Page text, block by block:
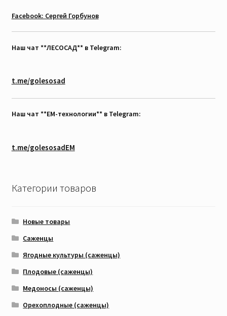
Facebook: Сергей Горбунов
Наш чат **ЛЕСОСАД** в Telegram:
t.me/golesosad
Наш чат **EM-технологии** в Telegram:
t.me/golesosadEM
Категории товаров
Новые товары
Саженцы
Ягодные культуры (саженцы)
Плодовые (саженцы)
Медоносы (саженцы)
Орехоплодные (саженцы)